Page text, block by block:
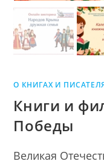
О КНИГАХ И
Книги и
Победы
Великая